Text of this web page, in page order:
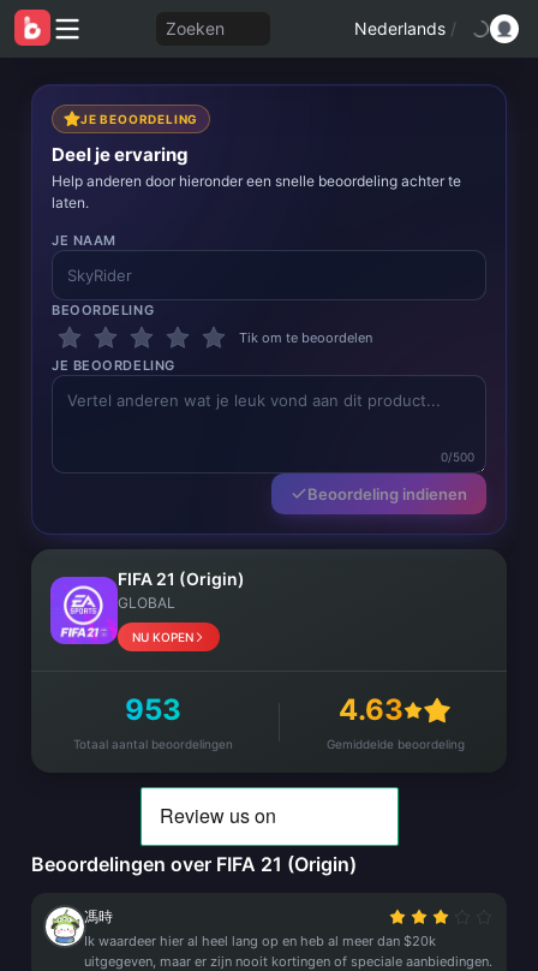
Zoeken Nederlands /
JE BEOORDELING
Deel je ervaring
Help anderen door hieronder een snelle beoordeling achter te
laten.
JE NAAM
BEOORDELING
Tik om te beoordelen
JE BEOORDELING
0/500
Beoordeling indienen
FIFA 21 (Origin)
GLOBAL
NU KOPEN
953
Totaal aantal beoordelingen
4.63
Gemiddelde beoordeling
Beoordelingen over FIFA 21 (Origin)
馮時
Ik waardeer hier al heel lang op en heb al meer dan $20k
uitgegeven, maar er zijn nooit kortingen of speciale aanbiedingen.